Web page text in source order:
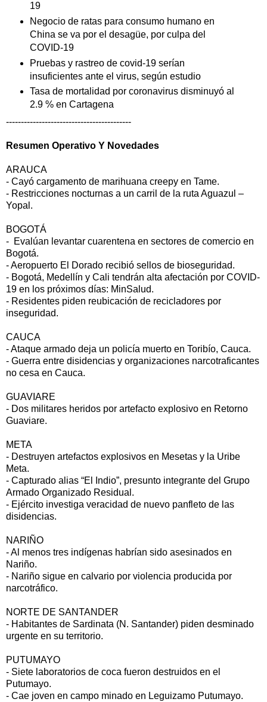
19
Negocio de ratas para consumo humano en
China se va por el desagüe, por culpa del
COVID-19
Pruebas y rastreo de covid-19 serían
insuficientes ante el virus, según estudio
Tasa de mortalidad por coronavirus disminuyó al
2.9 % en Cartagena
------------------------------------------
Resumen Operativo Y Novedades
ARAUCA
- Cayó cargamento de marihuana creepy en Tame.
- Restricciones nocturnas a un carril de la ruta Aguazul –
Yopal.
BOGOTÁ
- Evalúan levantar cuarentena en sectores de comercio en
Bogotá.
- Aeropuerto El Dorado recibió sellos de bioseguridad.
- Bogotá, Medellín y Cali tendrán alta afectación por COVID-
19 en los próximos días: MinSalud.
- Residentes piden reubicación de recicladores por
inseguridad.
CAUCA
- Ataque armado deja un policía muerto en Toribío, Cauca.
- Guerra entre disidencias y organizaciones narcotraficantes
no cesa en Cauca.
GUAVIARE
- Dos militares heridos por artefacto explosivo en Retorno
Guaviare.
META
- Destruyen artefactos explosivos en Mesetas y la Uribe
Meta.
- Capturado alias “El Indio”, presunto integrante del Grupo
Armado Organizado Residual.
- Ejército investiga veracidad de nuevo panfleto de las
disidencias.
NARIÑO
- Al menos tres indígenas habrían sido asesinados en
Nariño.
- Nariño sigue en calvario por violencia producida por
narcotráfico.
NORTE DE SANTANDER
- Habitantes de Sardinata (N. Santander) piden desminado
urgente en su territorio.
PUTUMAYO
- Siete laboratorios de coca fueron destruidos en el
Putumayo.
- Cae joven en campo minado en Leguizamo Putumayo.